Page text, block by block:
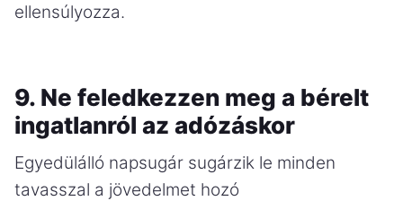
ellensúlyozza.
9. Ne feledkezzen meg a bérelt
ingatlanról az adózáskor
Egyedülálló napsugár sugárzik le minden
tavasszal a jövedelmet hozó